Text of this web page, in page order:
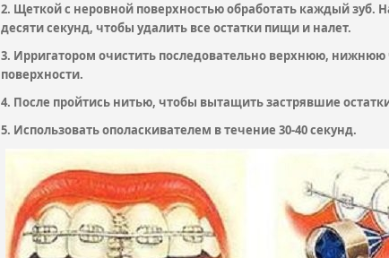
2. Щеткой с неровной поверхностью обработать каждый зуб.
десяти секунд, чтобы удалить все остатки пищи и налет.
3. Ирригатором очистить последовательно верхнюю,
поверхности.
4. После пройтись нитью, чтобы вытащить застрявшие
5. Использовать ополаскивателем в течение 30-40 секунд.